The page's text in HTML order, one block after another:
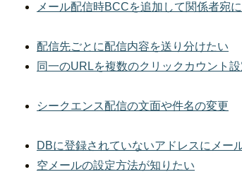
メール配信時BCCを追加して関係者宛
配信先ごとに配信内容を送り分けたい
同一のURLを複数のクリックカウント
シークエンス配信の文面や件名の変更
DBに登録されていないアドレスにメー
空メールの設定方法が知りたい